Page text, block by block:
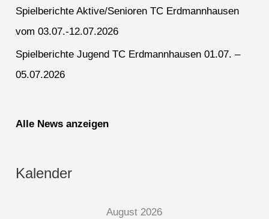
Spielberichte Aktive/Senioren TC Erdmannhausen
vom 03.07.-12.07.2026
Spielberichte Jugend TC Erdmannhausen 01.07. –
05.07.2026
Alle News anzeigen
Kalender
August 2026